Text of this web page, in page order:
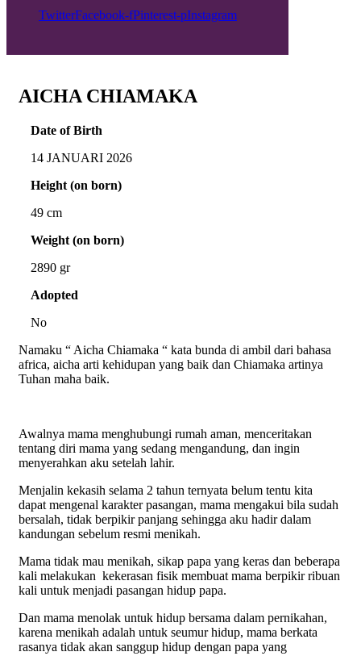
TwitterFacebook-fPinterest-pInstagram
AICHA CHIAMAKA
Date of Birth
14 JANUARI 2026
Height (on born)
49 cm
Weight (on born)
2890 gr
Adopted
No
Namaku “ Aicha Chiamaka “ kata bunda di ambil dari bahasa
africa, aicha arti kehidupan yang baik dan Chiamaka artinya
Tuhan maha baik.
Awalnya mama menghubungi rumah aman, menceritakan
tentang diri mama yang sedang mengandung, dan ingin
menyerahkan aku setelah lahir.
Menjalin kekasih selama 2 tahun ternyata belum tentu kita
dapat mengenal karakter pasangan, mama mengakui bila sudah
bersalah, tidak berpikir panjang sehingga aku hadir dalam
kandungan sebelum resmi menikah.
Mama tidak mau menikah, sikap papa yang keras dan beberapa
kali melakukan kekerasan fisik membuat mama berpikir ribuan
kali untuk menjadi pasangan hidup papa.
Dan mama menolak untuk hidup bersama dalam pernikahan,
karena menikah adalah untuk seumur hidup, mama berkata
rasanya tidak akan sanggup hidup dengan papa yang